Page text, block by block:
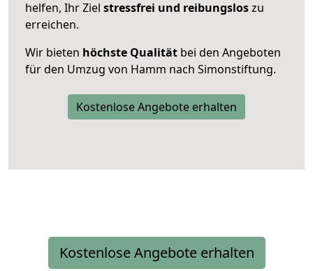
helfen, Ihr Ziel stressfrei und reibungsloszu
erreichen.
Wir bieten höchste Qualität bei den Angeboten
für den Umzug von Hamm nach Simonstiftung.
Kostenlose Angebote erhalten
Kostenlose Angebote erhalten